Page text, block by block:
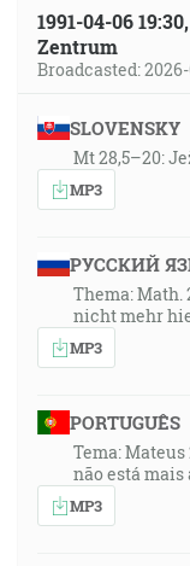
1991-04-06
Zentrum
Broadcasted:
SLOVENSKY
Mt 28,5–20:
MP3
РУССКИЙ
Thema: Math.
nicht mehr
MP3
PORTUGUÊS
Tema: Mateus
não está mais
MP3